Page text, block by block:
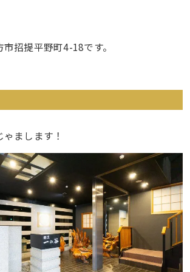
招提平野町4-18です。
まします！